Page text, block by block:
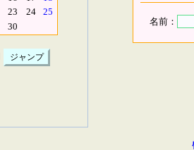
23 24
25
30 名前：